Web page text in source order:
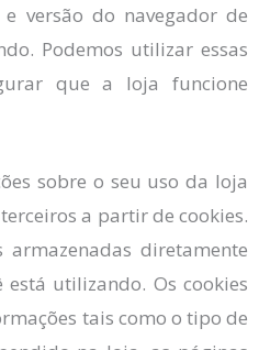
versão do navegador de
Podemos utilizar essas
que a loja funcione
sobre o seu uso da loja
a partir de cookies.
armazenadas diretamente
utilizando. Os cookies
tais como o tipo de